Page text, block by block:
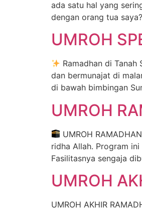
ada satu hal yang
dengan orang tua
UMROH
Ramadhan di
dan bermunajat di
di bawah bimbingan
UMROH
UMROH
ridha Allah. Program
Fasilitasnya sengaja
UMROH
UMROH AKHIR